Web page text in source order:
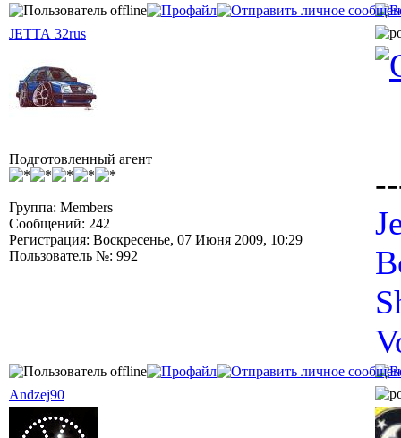
JETTA 32rus
Подготовленный агент
Группа: Members
Сообщений: 242
Регистрация: Воскресенье, 07 Июня 2009, 10:29
Пользователь №: 992
Andzej90